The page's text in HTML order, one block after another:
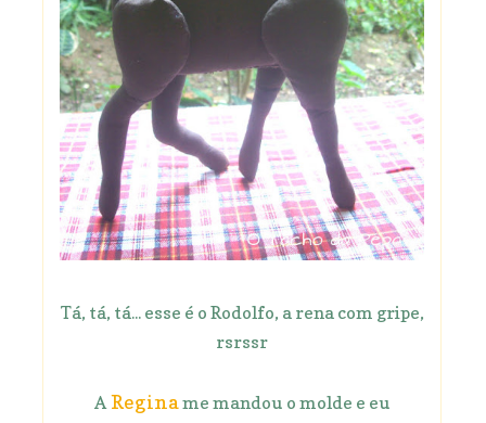
Tá, tá, tá... esse é o Rodolfo, a rena com gripe,
rsrssr
A Reginame mandou o molde e eu